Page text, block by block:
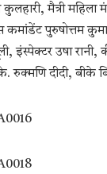
मैत्री महिला
कमांडेंट पुरुषोत्तम
इंस्पेक्टर उषा रानी,
रुक्मणि दीदी, बीके